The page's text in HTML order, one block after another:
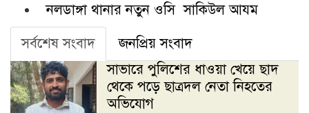
নলডাঙ্গা থানার নতুন ওসি সাকিউল আযম
সর্বশেষ সংবাদ
জনপ্রিয় সংবাদ
সাভারে পুলিশের ধাওয়া খেয়ে ছাদ
থেকে পড়ে ছাত্রদল নেতা নিহতের
অভিযোগ